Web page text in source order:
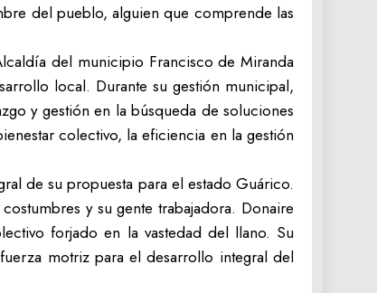
del pueblo, alguien que comprende las
del municipio Francisco de Miranda
local. Durante su gestión municipal,
y gestión en la búsqueda de soluciones
colectivo, la eficiencia en la gestión
de su propuesta para el estado Guárico.
y su gente trabajadora. Donaire
forjado en la vastedad del llano. Su
motriz para el desarrollo integral del